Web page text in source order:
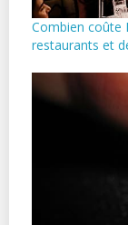
Combien coûte
restaurants et